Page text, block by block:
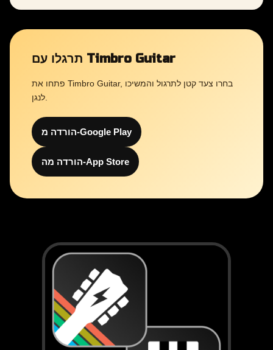
תרגלו עם Timbro Guitar
פתחו את Timbro Guitar, בחרו צעד קטן לתרגול והמשיכו
לנגן.
הורדה מ-Google Play
הורדה מה-App Store